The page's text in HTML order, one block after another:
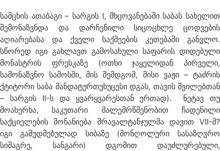
სამცხის ათაბაგი – სარგის I, მხცოვანებაში საბას სახელით
შემონაზვნდა და დარჩენილი სიცოცხლე ცოდვების
აღიარებასა და ქველი საქმეების კეთებაში განვლო.
სწორედ იგი გახლავთ გამოსახული საფარის დიდებული
მონასტრის ფრესკაზე (ოთხი ჯაყელიდან პირველი,
სამონაზვნო სამოსში, მის შემდგომ, მისი ვაჟი – ტაძრის
ქტიტორი საბა მანდატურთუხუცესი დგას, თავის შვილებთან
– სარგის II-ს და ყვარყვარესთან ერთად). ნეტავ თუ
მოახერხა, საკუთარი მალემრწმენობით ჩადენილი
საქციელების მონანიება მრავალტანჯულმა დავით VII-მ?
იგი გამუდმებულად სიბაზე (მონღოლური სასაზღვრო
სიმაგრე, სანგარი) დგომით დაუძლურებული,